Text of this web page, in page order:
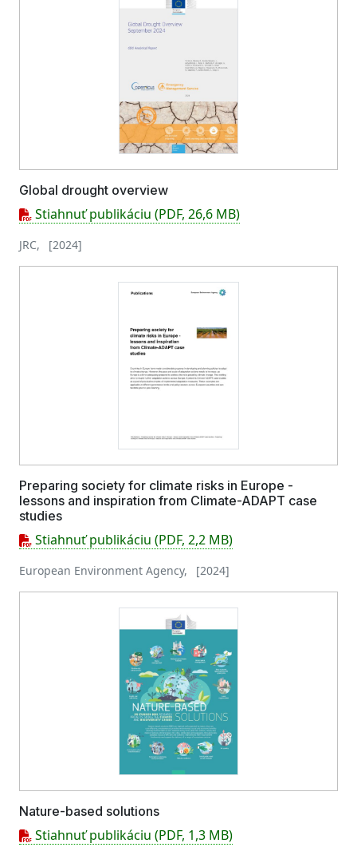
Global drought overview
Stiahnuť publikáciu (PDF, 26,6 MB)
JRC, [2024]
Preparing society for climate risks in Europe -
lessons and inspiration from Climate-ADAPT case
studies
Stiahnuť publikáciu (PDF, 2,2 MB)
European Environment Agency, [2024]
Nature-based solutions
Stiahnuť publikáciu (PDF, 1,3 MB)